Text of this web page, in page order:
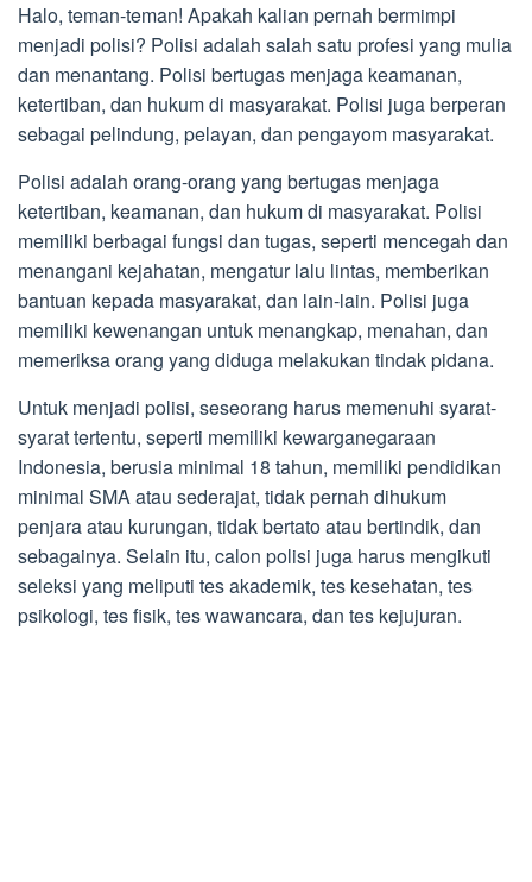
Halo, teman-teman! Apakah kalian pernah bermimpi
menjadi polisi? Polisi adalah salah satu profesi yang mulia
dan menantang. Polisi bertugas menjaga keamanan,
ketertiban, dan hukum di masyarakat. Polisi juga berperan
sebagai pelindung, pelayan, dan pengayom masyarakat.
Polisi adalah orang-orang yang bertugas menjaga
ketertiban, keamanan, dan hukum di masyarakat. Polisi
memiliki berbagai fungsi dan tugas, seperti mencegah dan
menangani kejahatan, mengatur lalu lintas, memberikan
bantuan kepada masyarakat, dan lain-lain. Polisi juga
memiliki kewenangan untuk menangkap, menahan, dan
memeriksa orang yang diduga melakukan tindak pidana.
Untuk menjadi polisi, seseorang harus memenuhi syarat-
syarat tertentu, seperti memiliki kewarganegaraan
Indonesia, berusia minimal 18 tahun, memiliki pendidikan
minimal SMA atau sederajat, tidak pernah dihukum
penjara atau kurungan, tidak bertato atau bertindik, dan
sebagainya. Selain itu, calon polisi juga harus mengikuti
seleksi yang meliputi tes akademik, tes kesehatan, tes
psikologi, tes fisik, tes wawancara, dan tes kejujuran.